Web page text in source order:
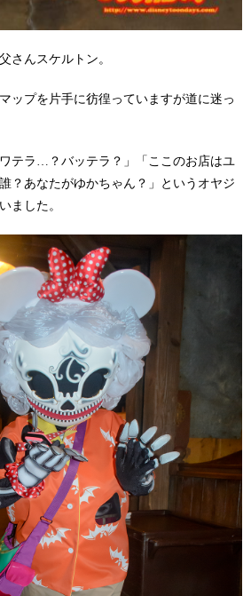
さんスケルトン。
ップを片手に彷徨っていますが道に迷っ
ワテラ…？バッテラ？」「ここのお店はユ
？あなたがゆかちゃん？」というオヤジ
ました。